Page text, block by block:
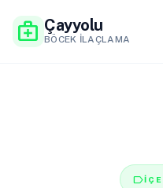
medical_services Çayyolu
BÖCEK İLAÇLAMA
label